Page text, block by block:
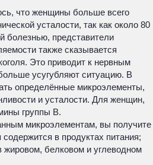
что женщины больше всего
усталости, так как около 80
болезнью, представители
также сказывается
Это приводит к нервным
усугубляют ситуацию. В
определённые микроэлементы,
и усталости. Для женщин,
группы B.
микроэлементам, вы получите
в продуктах питания;
жировом, белковом и углеводном